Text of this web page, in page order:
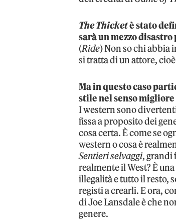
The Thicketè stato
sarà un mezzo
(Ride) Non so chi abbia
si tratta di un attore,
Ma in questo caso
stile nel senso
I western sono
fissa a proposito dei
cosa certa. È come se
western o cosa è
Sentieri selvaggi, grandi
realmente il West? È
illegalità e tutto il resto,
registi a crearli. E ora,
di Joe Lansdale è che
genere.